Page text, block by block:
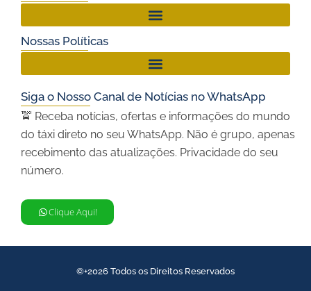
Nossas Políticas
Siga o Nosso Canal de Notícias no WhatsApp
🚖 Receba notícias, ofertas e informações do mundo
do táxi direto no seu WhatsApp. Não é grupo, apenas
recebimento das atualizações. Privacidade do seu
número.
Clique Aqui!
©+2026 Todos os Direitos Reservados